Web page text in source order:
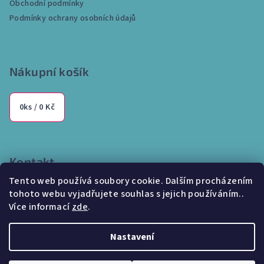
Tento web používá soubory cookie. Dalším procházením
tohoto webu vyjadřujete souhlas s jejich používáním..
Více informacízde.
Nastavení
Obchodní podmínky
Podmínky ochrany osobních údajů
Nákupní košík
0ks / 0 Kč
Kontakt
info @internetparfem.cz
603 100 829